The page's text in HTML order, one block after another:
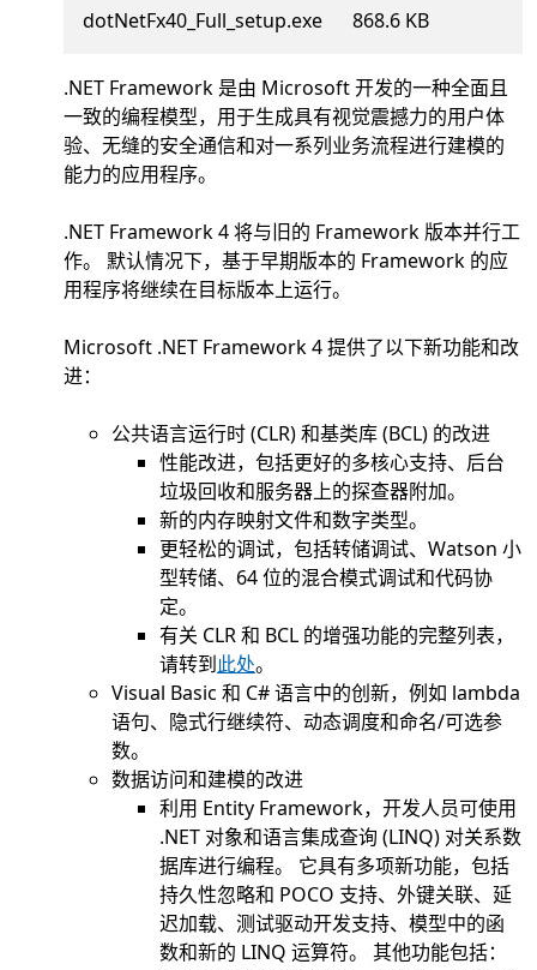
dotNetFx40_Full_setup.exe 868.6 KB
.NET Framework 是由 Microsoft 开发的一种全面且
一致的编程模型，用于生成具有视觉震撼力的用户体
验、无缝的安全通信和对一系列业务流程进行建模的
能力的应用程序。
.NET Framework 4 将与旧的 Framework 版本并行工
作。 默认情况下，基于早期版本的 Framework 的应
用程序将继续在目标版本上运行。
Microsoft .NET Framework 4 提供了以下新功能和改
进：
公共语言运行时 (CLR) 和基类库 (BCL) 的改进
性能改进，包括更好的多核心支持、后台
垃圾回收和服务器上的探查器附加。
新的内存映射文件和数字类型。
更轻松的调试，包括转储调试、Watson 小
型转储、64 位的混合模式调试和代码协
定。
有关 CLR 和 BCL 的增强功能的完整列表，
请转到此处。
Visual Basic 和 C# 语言中的创新，例如 lambda
语句、隐式行继续符、动态调度和命名/可选参
数。
数据访问和建模的改进
利用 Entity Framework，开发人员可使用
.NET 对象和语言集成查询 (LINQ) 对关系数
据库进行编程。 它具有多项新功能，包括
持久性忽略和 POCO 支持、外键关联、延
迟加载、测试驱动开发支持、模型中的函
数和新的 LINQ 运算符。 其他功能包括：